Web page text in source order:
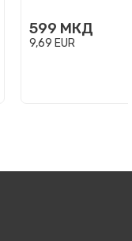
599 МКД
9,69 EUR